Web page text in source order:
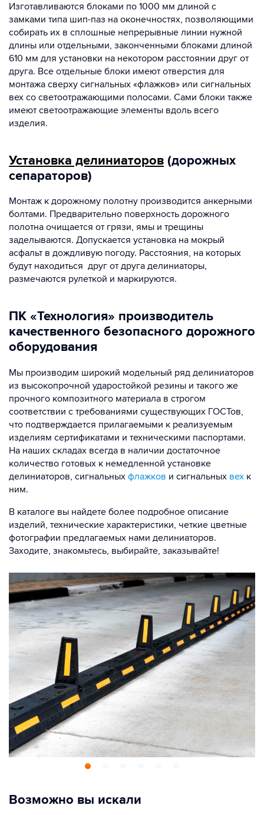
Изготавливаются блоками по 1000 мм длиной с
замками типа шип-паз на оконечностях, позволяющими
собирать их в сплошные непрерывные линии нужной
длины или отдельными, законченными блоками длиной
610 мм для установки на некотором расстоянии друг от
друга. Все отдельные блоки имеют отверстия для
монтажа сверху сигнальных «флажков» или сигнальных
вех со светоотражающими полосами. Сами блоки также
имеют светоотражающие элементы вдоль всего
изделия.
Установка делиниаторов (дорожных
сепараторов)
Монтаж к дорожному полотну производится анкерными
болтами. Предварительно поверхность дорожного
полотна очищается от грязи, ямы и трещины
заделываются. Допускается установка на мокрый
асфальт в дождливую погоду. Расстояния, на которых
будут находиться друг от друга делиниаторы,
размечаются рулеткой и маркируются.
ПК «Технология» производитель
качественного безопасного дорожного
оборудования
Мы производим широкий модельный ряд делиниаторов
из высокопрочной ударостойкой резины и такого же
прочного композитного материала в строгом
соответствии с требованиями существующих ГОСТов,
что подтверждается прилагаемыми к реализуемым
изделиям сертификатами и техническими паспортами.
На наших складах всегда в наличии достаточное
количество готовых к немедленной установке
делиниаторов, сигнальных флажков и сигнальных вех к
ним.
В каталоге вы найдете более подробное описание
изделий, технические характеристики, четкие цветные
фотографии предлагаемых нами делиниаторов.
Заходите, знакомьтесь, выбирайте, заказывайте!
Возможно вы искали